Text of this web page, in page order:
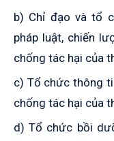
b) Chỉ đạo và tổ
pháp luật, chiến
chống tác hại của
c) Tổ chức thông
chống tác hại của
d) Tổ chức bồi